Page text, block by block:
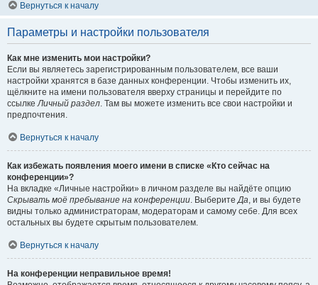
Вернуться к началу
Параметры и настройки пользователя
Как мне изменить мои настройки?
Если вы являетесь зарегистрированным пользователем, все ваши
настройки хранятся в базе данных конференции. Чтобы изменить их,
щёлкните на имени пользователя вверху страницы и перейдите по
ссылкеЛичный раздел. Там вы можете изменить все свои настройки и
предпочтения.
Вернуться к началу
Как избежать появления моего имени в списке «Кто сейчас на
конференции»?
На вкладке «Личные настройки» в личном разделе вы найдёте опцию
Скрывать моё пребывание на конференции. ВыберитеДа, и вы будете
видны только администраторам, модераторам и самому себе. Для всех
остальных вы будете скрытым пользователем.
Вернуться к началу
На конференции неправильное время!